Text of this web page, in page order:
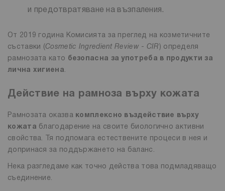
и предотвратяване на възпаления.
От 2019 година Комисията за преглед на козметичните
съставки (Cosmetic Ingredient Review- CIR ) определя
рамнозата като безопасна за употреба в продукти за
лична хигиена.
Действие на рамноза върху кожата
Рамнозата оказва комплексно въздействие върху
кожата благодарение на своите биологично активни
свойства. Тя подпомага естествените процеси в нея и
допринася за поддържането на баланс.
Нека разгледаме как точно действа това подмладяващо
съединение.